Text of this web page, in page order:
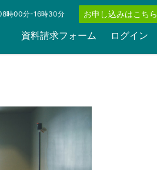
時00分-16時30分 お申し込みはこちら
資料請求フォーム ログイン